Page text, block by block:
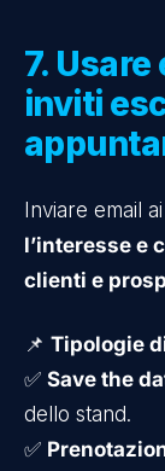
7.
inviti
Inviare email
l’interesse e
clienti e
📌 Tipologie
✅ Save the
dello stand.
✅